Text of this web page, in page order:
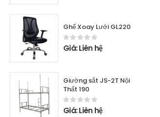
Ghế Xoay Lưới GL220
Giá: Liên hệ
Giường sắt JS-2T Nội
Thất 190
Giá: Liên hệ